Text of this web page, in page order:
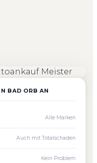
BAD ORB AN
Alle Marken
Auch mit Totalschaden
Kein Problem